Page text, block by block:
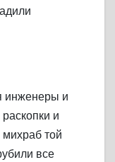
инженеры и
и
той
все